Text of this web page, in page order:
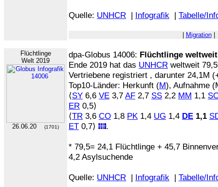
Quelle: UNHCR | Infografik | Tabelle/
Migration|
Flüchtlinge
Welt 2019
26.06.20 (1701)
dpa-Globus 14006: Flüchtlinge weltweit
Ende 2019 hat das UNHCR weltweit
Vertriebene registriert , darunter 24,1M
Top10-Länder: Herkunft (M), Aufnahme
⟨SY 6,6 VE 3,7 AF 2,7 SS 2,2 MM 1,1
ER 0,5⟩
⟨TR 3,6 CO 1,8 PK 1,4 UG 1,4 DE 1,1
ET 0,7⟩ .
* 79,5= 24,1 Flüchtlinge + 45,7
4,2 Asylsuchende
Quelle: UNHCR | Infografik | Tabelle/